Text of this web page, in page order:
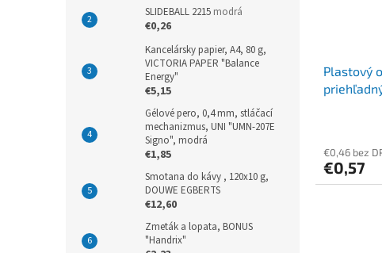
SLIDEBALL 2215 modrá
€0,26
Kancelársky papier, A4, 80 g,
VICTORIA PAPER "Balance
Energy"
€5,15
Gélové pero, 0,4 mm, stláčací
mechanizmus, UNI "UMN-207E
Signo", modrá
€1,85
Smotana do kávy , 120x10 g,
DOUWE EGBERTS
€12,60
Zmeták a lopata, BONUS
"Handrix"
Plastový
€0,46 bez
€0,57